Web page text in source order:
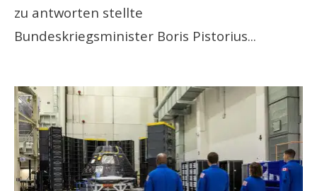
zu antworten stellte
Bundeskriegsminister Boris Pistorius...